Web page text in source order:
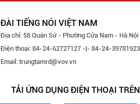
ĐÀI TIẾNG NÓI VIỆT NAM
Địa chỉ: 58 Quán Sứ - Phường Cửa Nam - Hà Nội
Điện thoại: 84-24-62727127 -|- 84-24-39781923
Email: trungtamrd@vov.vn
TẢI ỨNG DỤNG ĐIỆN THOẠI TRÊN